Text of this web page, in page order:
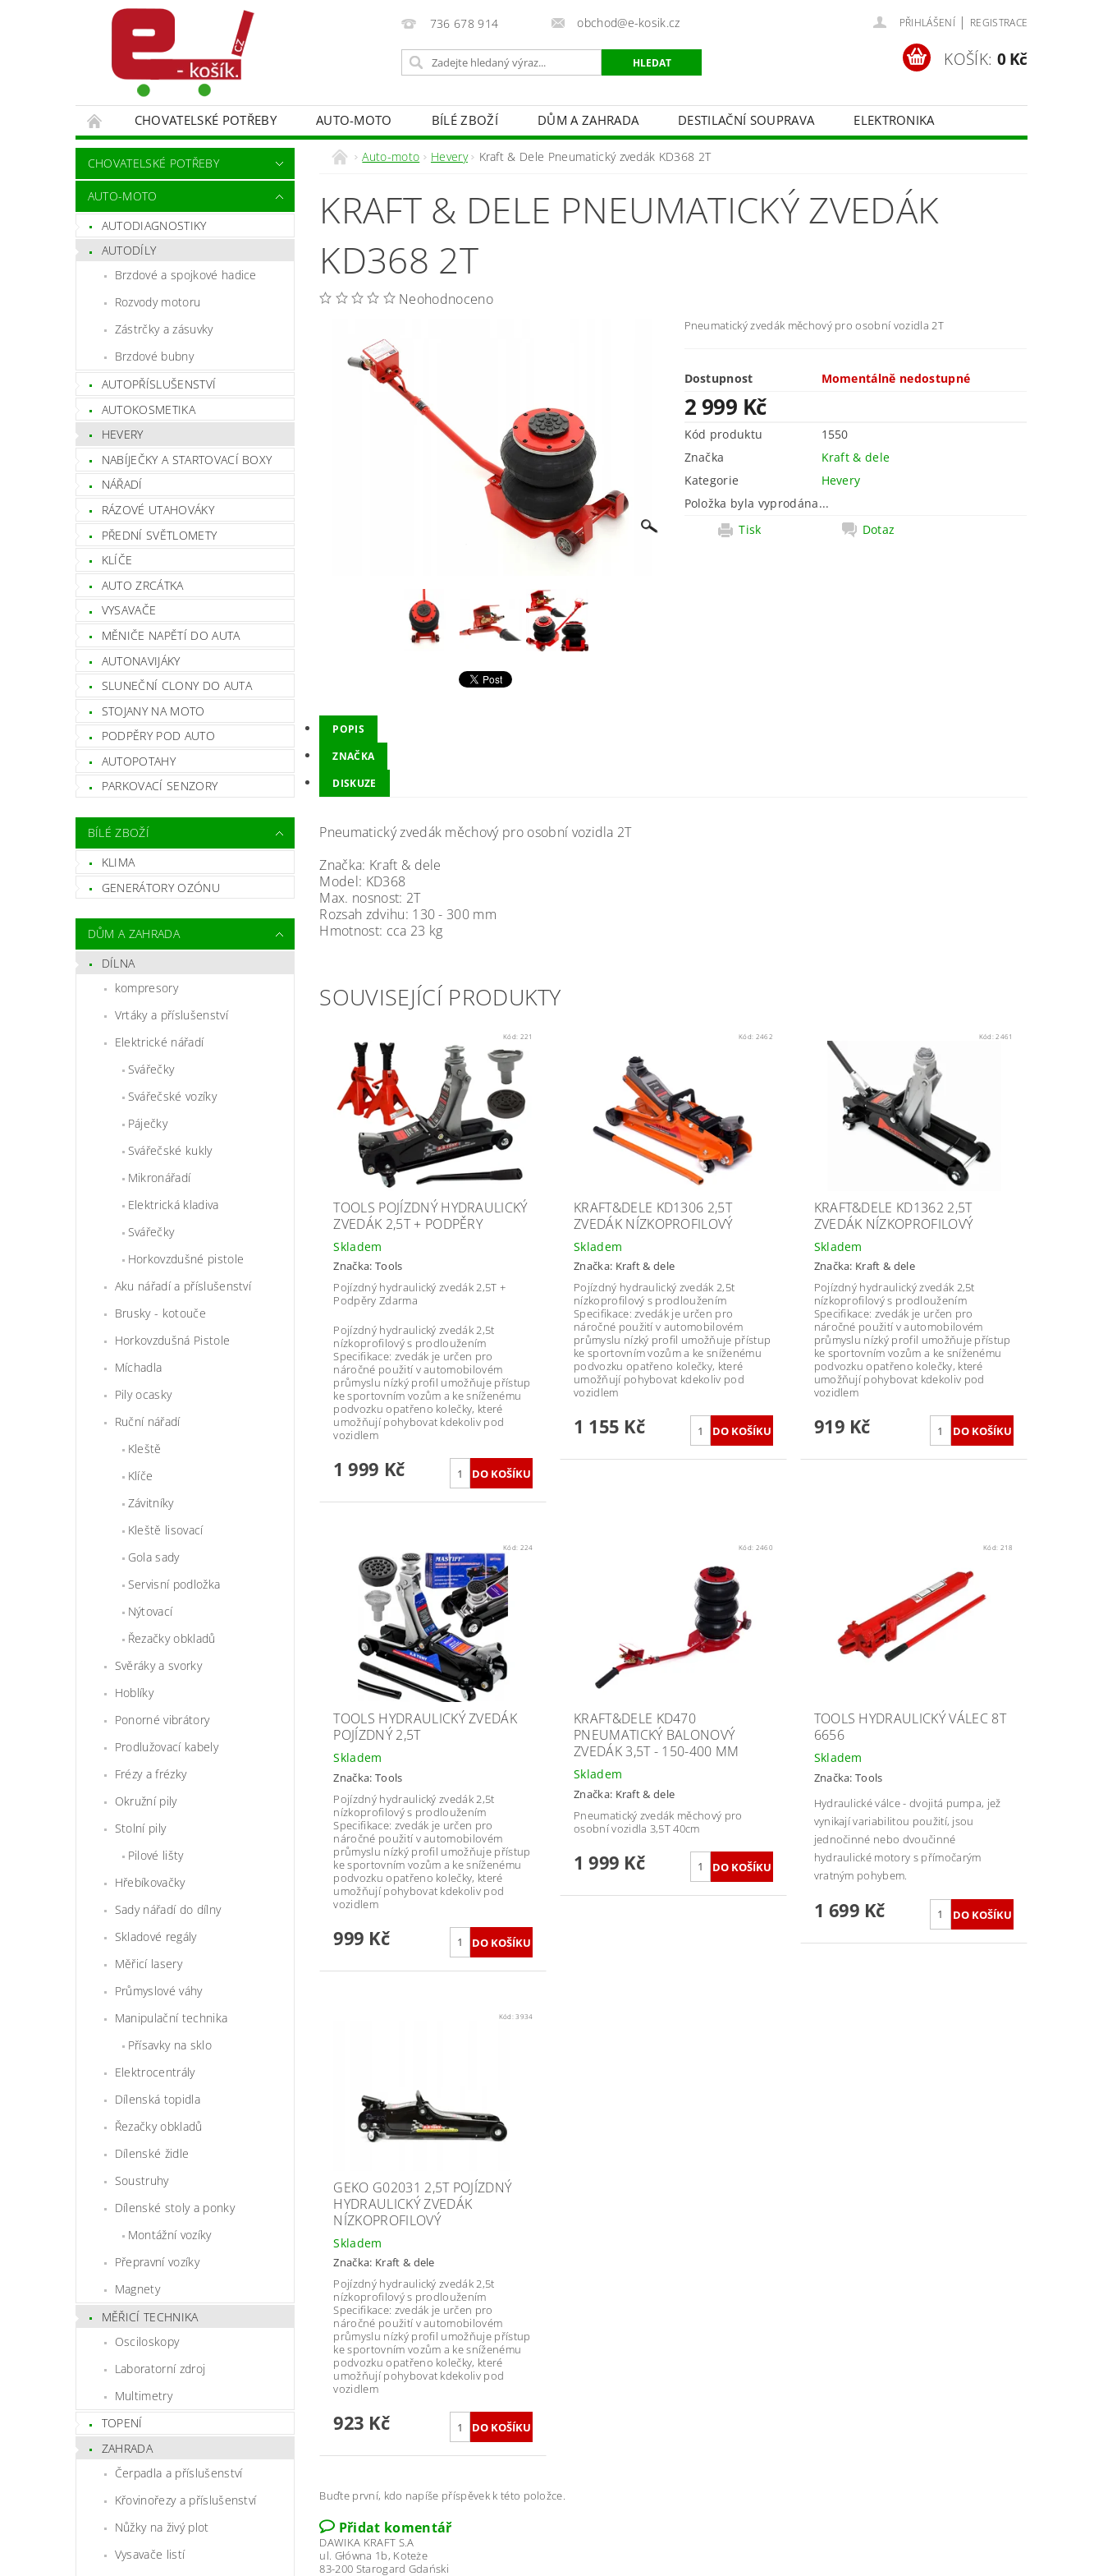
736 678 914 obchod@e-kosik.cz PŘIHLÁŠENÍ | REGISTRACE
KOŠÍK: 0 Kč
CHOVATELSKÉ POTŘEBY AUTO-MOTO BÍLÉ ZBOŽÍ DŮM A ZAHRADA DESTILAČNÍ SOUPRAVA
ELEKTRONIKA
MALÍŘSKÉ NÁŘADÍ DOPLŇKY
MONITOROVACÍ TECHNIKA A ALARMY OSVĚTLENÍ
STUDIOVÁ FOTOTECHNIKA
SPORT A TURISTIKA
DĚTSKÉ ZBOŽÍ
CHOVATELSKÉ POTŘEBY
AUTO-MOTO
AUTODIAGNOSTIKY
AUTODÍLY
Brzdové a spojkové hadice
Rozvody motoru
Zástrčky a zásuvky
Brzdové bubny
AUTOPŘÍSLUŠENSTVÍ
AUTOKOSMETIKA
HEVERY
NABÍJEČKY A STARTOVACÍ BOXY
NÁŘADÍ
RÁZOVÉ UTAHOVÁKY
PŘEDNÍ SVĚTLOMETY
KLÍČE
AUTO ZRCÁTKA
VYSAVAČE
MĚNIČE NAPĚTÍ DO AUTA
AUTONAVIJÁKY
SLUNEČNÍ CLONY DO AUTA
STOJANY NA MOTO
PODPĚRY POD AUTO
AUTOPOTAHY
PARKOVACÍ SENZORY
BÍLÉ ZBOŽÍ
KLIMA
GENERÁTORY OZÓNU
DŮM A ZAHRADA
DÍLNA
kompresory
Vrtáky a příslušenství
Elektrické nářadí
Svářečky
Svářečské vozíky
Páječky
Svářečské kukly
Mikronářadí
Elektrická kladiva
Svářečky
Horkovzdušné pistole
Aku nářadí a příslušenství
Brusky - kotouče
Horkovzdušná Pistole
Míchadla
Pily ocasky
Ruční nářadí
Kleště
Klíče
Závitníky
Kleště lisovací
Gola sady
Servisní podložka
Nýtovací
Řezačky obkladů
Svěráky a svorky
Hoblíky
Ponorné vibrátory
Prodlužovací kabely
Frézy a frézky
Okružní pily
Stolní pily
Pilové lišty
Hřebíkovačky
Sady nářadí do dílny
Skladové regály
Měřicí lasery
Průmyslové váhy
Manipulační technika
Přísavky na sklo
Elektrocentrály
Dílenská topidla
Řezačky obkladů
Dílenské židle
Soustruhy
Dílenské stoly a ponky
Montážní vozíky
Přepravní vozíky
Magnety
MĚŘICÍ TECHNIKA
Osciloskopy
Laboratorní zdroj
Multimetry
TOPENÍ
ZAHRADA
Čerpadla a příslušenství
Křovinořezy a příslušenství
Nůžky na živý plot
Vysavače listí
Auto-moto Hevery Kraft & Dele Pneumatický zvedák KD368 2T
KRAFT & DELE PNEUMATICKÝ ZVEDÁK
KD368 2T
Neohodnoceno
Pneumatický zvedák měchový pro osobní vozidla 2T
Dostupnost Momentálně nedostupné
2 999 Kč
Kód produktu
1550
Značka
Kraft & dele
Kategorie
Hevery
Položka byla vyprodána...
Tisk
Dotaz
POPIS
ZNAČKA
DISKUZE
Pneumatický zvedák měchový pro osobní vozidla 2T
Značka: Kraft & dele
Model: KD368
Max. nosnost: 2T
Rozsah zdvihu: 130 - 300 mm
Hmotnost: cca 23 kg
SOUVISEJÍCÍ PRODUKTY
Kód: 221
TOOLS POJÍZDNÝ HYDRAULICKÝ
ZVEDÁK 2,5T + PODPĚRY
Skladem
Značka: Tools
Pojízdný hydraulický zvedák 2,5T +
Podpěry Zdarma
Pojízdný hydraulický zvedák 2,5t
nízkoprofilový s prodloužením
Specifikace: zvedák je určen pro
náročné použití v automobilovém
průmyslu nízký profil umožňuje přístup
ke sportovním vozům a ke sníženému
podvozku opatřeno kolečky, které
umožňují pohybovat kdekoliv pod
vozidlem
1 999 Kč
Kód: 2462
KRAFT&DELE KD1306 2,5T
ZVEDÁK NÍZKOPROFILOVÝ
Skladem
Značka: Kraft & dele
Pojízdný hydraulický zvedák 2,5t
nízkoprofilový s prodloužením
Specifikace: zvedák je určen pro
náročné použití v automobilovém
průmyslu nízký profil umožňuje přístup
ke sportovním vozům a ke sníženému
podvozku opatřeno kolečky, které
umožňují pohybovat kdekoliv pod
vozidlem
1 155 Kč
Kód:2461
KRAFT&DELE KD1362 2,5T
ZVEDÁK NÍZKOPROFILOVÝ
Skladem
Značka: Kraft & dele
Pojízdný hydraulický zvedák 2,5t
nízkoprofilový s prodloužením
Specifikace: zvedák je určen pro
náročné použití v automobilovém
průmyslu nízký profil umožňuje přístup
ke sportovním vozům a ke sníženému
podvozku opatřeno kolečky, které
umožňují pohybovat kdekoliv pod
vozidlem
919 Kč
Kód: 224
TOOLS HYDRAULICKÝ ZVEDÁK
POJÍZDNÝ 2,5T
Skladem
Značka: Tools
Pojízdný hydraulický zvedák 2,5t
nízkoprofilový s prodloužením
Specifikace: zvedák je určen pro
náročné použití v automobilovém
průmyslu nízký profil umožňuje přístup
ke sportovním vozům a ke sníženému
podvozku opatřeno kolečky, které
umožňují pohybovat kdekoliv pod
vozidlem
999 Kč
Kód: 2460
KRAFT&DELE KD470
PNEUMATICKÝ BALONOVÝ
ZVEDÁK 3,5T - 150-400 MM
Skladem
Značka: Kraft & dele
Pneumatický zvedák měchový pro
osobní vozidla 3,5T 40cm
1 999 Kč
Kód: 218
TOOLS HYDRAULICKÝ VÁLEC 8T
6656
Skladem
Značka:Tools
Hydraulické válce - dvojitá pumpa, jež
vynikají variabilitou použití, jsou
jednočinné nebo dvoučinné
hydraulické motory s přímočarým
vratným pohybem.
1 699 Kč
Kód:3934
GEKO G02031 2,5T POJÍZDNÝ
HYDRAULICKÝ ZVEDÁK
NÍZKOPROFILOVÝ
Skladem
Značka: Kraft & dele
Pojízdný hydraulický zvedák 2,5t
nízkoprofilový s prodloužením
Specifikace: zvedák je určen pro
náročné použití v automobilovém
průmyslu nízký profil umožňuje přístup
ke sportovním vozům a ke sníženému
podvozku opatřeno kolečky, které
umožňují pohybovat kdekoliv pod
vozidlem
923 Kč
Buďte první, kdo napíše příspěvek k této položce.
Přidat komentář
DAWIKA KRAFT S.A
ul. Główna 1b, Koteże
83-200 Starogard Gdański